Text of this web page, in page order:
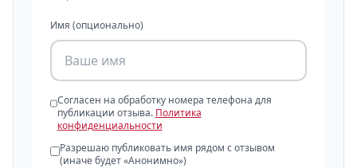
Имя (опционально)
Согласен на обработку номера телефона для
публикации отзыва. Политика
конфиденциальности
Разрешаю публиковать имя рядом с отзывом
(иначе будет «Анонимно»)